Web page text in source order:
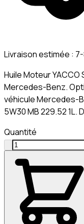
Livraison estimée :
Huile Moteur YACCO
Mercedes-Benz.
véhicule Mercedes-
5W30 MB 229.52 1L.
Quantité